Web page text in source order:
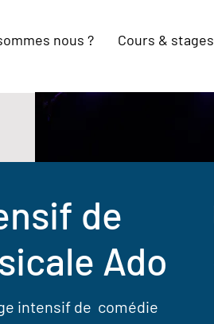
nous ? Cours & stages
de
Ado
intensif de comédie